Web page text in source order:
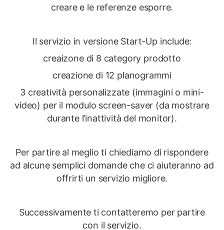
creare e le referenze esporre.
Il servizio in versione Start-Up include:
creaizone di 8 category prodotto
creazione di 12 planogrammi
3 creatività personalizzate (immagini o mini-
video) per il modulo screen-saver (da mostrare
durante l’inattività del monitor).
Per partire al meglio ti chiediamo di rispondere
ad alcune semplici domande che ci aiuteranno ad
offrirti un servizio migliore.
Successivamente ti contatteremo per partire
con il servizio.